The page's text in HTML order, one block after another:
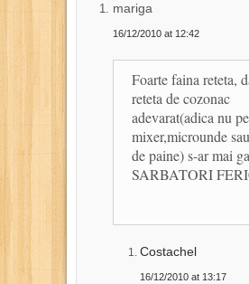
mariga
16/12/2010 at 12:42
Foarte faina reteta,
reteta de cozonac
adevarat(adica nu
mixer,microunde
de paine) s-ar mai
SARBATORI
Costachel
16/12/2010 at 13:17